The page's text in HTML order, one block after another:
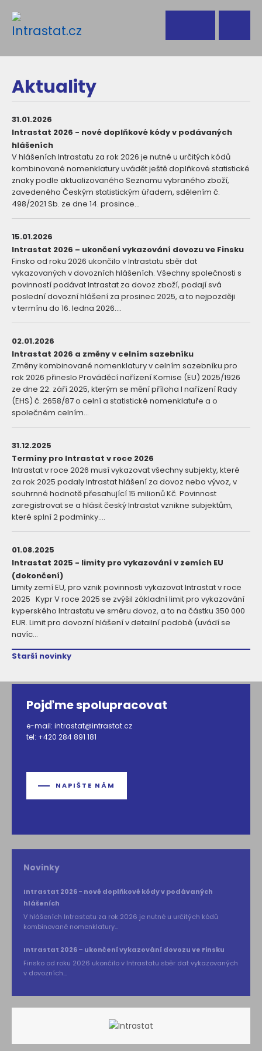
Aktuality
31.01.2026
Intrastat 2026 - nové doplňkové kódy v podávaných
hlášeních
V hlášeních Intrastatu za rok 2026 je nutné u určitých kódů
kombinované nomenklatury uvádět ještě doplňkové statistické
znaky podle aktualizovaného Seznamu vybraného zboží,
zavedeného Českým statistickým úřadem, sdělením č.
498/2021 Sb. ze dne 14. prosince...
15.01.2026
Intrastat 2026 – ukončení vykazování dovozu ve Finsku
Finsko od roku 2026 ukončilo v Intrastatu sběr dat
vykazovaných v dovozních hlášeních. Všechny společnosti s
povinností podávat Intrastat za dovoz zboží, podají svá
poslední dovozní hlášení za prosinec 2025, a to nejpozději
v termínu do 16. ledna 2026....
02.01.2026
Intrastat 2026 a změny v celním sazebníku
Změny kombinované nomenklatury v celním sazebníku pro
rok 2026 přineslo Prováděcí nařízení Komise (EU) 2025/1926
ze dne 22. září 2025, kterým se mění příloha I nařízení Rady
(EHS) č. 2658/87 o celní a statistické nomenklatuře a o
společném celním...
31.12.2025
Termíny pro Intrastat v roce 2026
Intrastat v roce 2026 musí vykazovat všechny subjekty, které
za rok 2025 podaly Intrastat hlášení za dovoz nebo vývoz, v
souhrnné hodnotě přesahující 15 milionů Kč. Povinnost
zaregistrovat se a hlásit český Intrastat vznikne subjektům,
které splní 2 podmínky....
01.08.2025
Intrastat 2025 - limity pro vykazování v zemích EU
(dokončení)
Limity zemí EU, pro vznik povinnosti vykazovat Intrastat v roce
2025 Kypr V roce 2025 se zvýšil základní limit pro vykazování
kyperského Intrastatu ve směru dovoz, a to na částku 350 000
EUR. Limit pro dovozní hlášení v detailní podobě (uvádí se
navíc...
Starší novinky
Pojďme spolupracovat
e-mail: intrastat@intrastat.cz
tel: +420 284 891 181
NAPIŠTE NÁM
Novinky
Intrastat 2026 - nové doplňkové kódy v podávaných
hlášeních
V hlášeních Intrastatu za rok 2026 je nutné u určitých kódů
kombinované nomenklatury...
Intrastat 2026 – ukončení vykazování dovozu ve Finsku
Finsko od roku 2026 ukončilo v Intrastatu sběr dat vykazovaných
v dovozních...